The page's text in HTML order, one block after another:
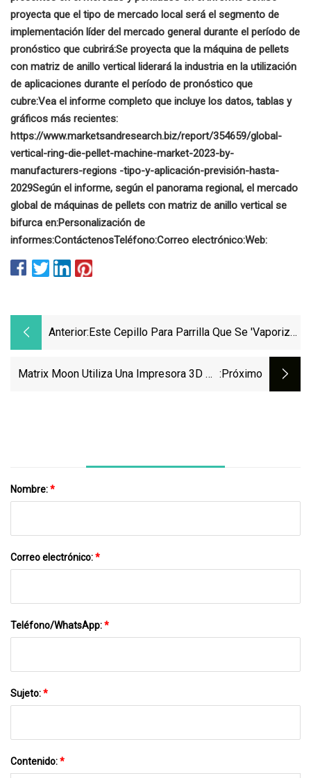
proyecta que el tipo de mercado local será el segmento de
implementación líder del mercado general durante el período de
pronóstico que cubrirá:Se proyecta que la máquina de pellets
con matriz de anillo vertical liderará la industria en la utilización
de aplicaciones durante el período de pronóstico que
cubre:Vea el informe completo que incluye los datos, tablas y
gráficos más recientes:
https://www.marketsandresearch.biz/report/354659/global-
vertical-ring-die-pellet-machine-market-2023-by-
manufacturers-regions -tipo-y-aplicación-previsión-hasta-
2029Según el informe, según el panorama regional, el mercado
global de máquinas de pellets con matriz de anillo vertical se
bifurca en:Personalización de
informes:ContáctenosTeléfono:Correo electrónico:Web:
Anterior: Este Cepillo Para Parrilla Que Se 'vaporiza'
Matrix Moon Utiliza Una Impresora 3D De :próximo
Nombre:*
Correo electrónico:*
Teléfono/WhatsApp:*
Sujeto:*
Contenido:*